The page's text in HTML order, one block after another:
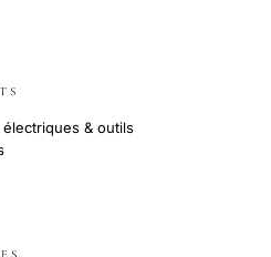
& outils